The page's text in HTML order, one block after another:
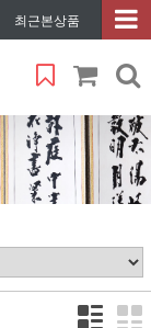
최근본상품